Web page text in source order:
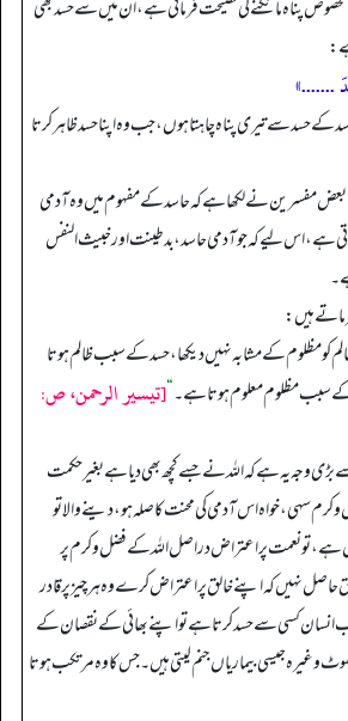
پناہ مانگنے کی نصیحت فرمائی ہے، ان میں سے حسد بھی
.......»
کے حسد سے تیری پناہ چاہتا ہوں، جب وہ اپنا حسد ظاہر کرتا
بعض مفسرین نے لکھا ہے کہ حاسد کے مفہوم میں وہ آدمی
ہے، اس لیے کہ جو آدمی حاسد، بدطینت اور خبیث النفس
ہیں:
کو مظلوم کے مشابہ نہیں دیکھا، حسد کے سبب ظالم ہوتا
سبب مظلوم معلوم ہوتا ہے۔“[تيسير الرحمن، ص:
وجہ یہ ہے کہ الله نے جسے کچھ بھی دیا ہے بغیر حکمت
کرم سہی، خواہ اس آدمی کی محنت کا صلہ ہو، دینے والا تو
ہے، تو نعمت پر اعتراض دراصل الله کے فضل و کرم پر
حاصل نہیں کہ اپنے خالق پر اعتراض کرے وہ ہر چیز پر قادر
کسی سے حسد کرتا ہے تو اپنے بھائی کے نقصان کے
وغیرہ جیسی بیماریاں جنم لیتی ہیں۔ جس کا وہ مرتکب ہوتا